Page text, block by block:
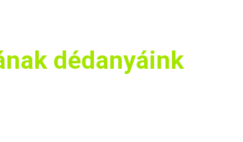
dédanyáink